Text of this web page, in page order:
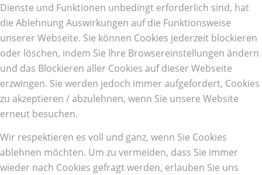
Dienste und Funktionen unbedingt erforderlich sind, hat
die Ablehnung Auswirkungen auf die Funktionsweise
unserer Webseite. Sie können Cookies jederzeit blockieren
oder löschen, indem Sie Ihre Browsereinstellungen ändern
und das Blockieren aller Cookies auf dieser Webseite
erzwingen. Sie werden jedoch immer aufgefordert, Cookies
zu akzeptieren / abzulehnen, wenn Sie unsere Website
erneut besuchen.
Wir respektieren es voll und ganz, wenn Sie Cookies
ablehnen möchten. Um zu vermeiden, dass Sie immer
wieder nach Cookies gefragt werden, erlauben Sie uns